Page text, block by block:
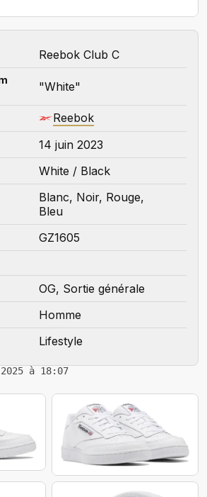
Reebok Club C
"White"
Reebok
14 juin 2023
White / Black
Blanc, Noir, Rouge,
Bleu
GZ1605
OG, Sortie générale
Homme
Lifestyle
à 18:07